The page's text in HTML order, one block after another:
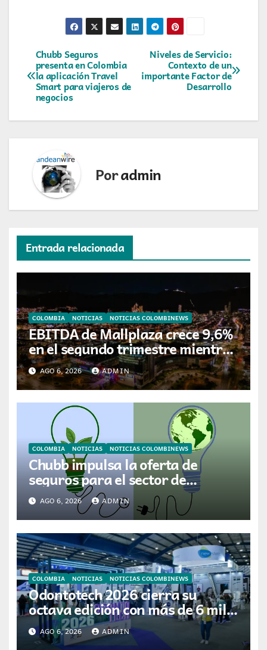
Navegación
de
entradas
Niveles de Servicio:
Contexto de un
importante Factor de
Desarrollo
Chubb Seguros
presenta en Colombia
la aplicación Travel
Smart para viajeros de
negocios
Poradmin
Entrada relacionada
COLOMBIA NOTICIAS NOTICIAS COLOMBINEWS
EBITDA de Mallplaza crece 9,6%
en el segundo trimestre mientras
avanza en su plan de crecimiento
en Colombia
AGO 6, 2026 ADMIN
COLOMBIA NOTICIAS NOTICIAS COLOMBINEWS
Chubb impulsa la oferta de
seguros para el sector de
energías renovables en América
Latina
AGO 6, 2026 ADMIN
COLOMBIA NOTICIAS NOTICIAS COLOMBINEWS
Odontotech 2026 cierra su
octava edición con más de 6 mil
visitantes
AGO 6, 2026 ADMIN